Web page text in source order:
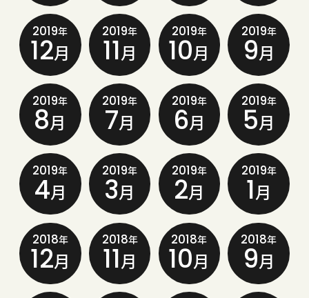
2019年
12月
2019年
11月
2019年
10月
2019年
9月
2019年
8月
2019年
7月
2019年
6月
2019年
5月
2019年
4月
2019年
3月
2019年
2月
2019年
1月
2018年
12月
2018年
11月
2018年
10月
2018年
9月